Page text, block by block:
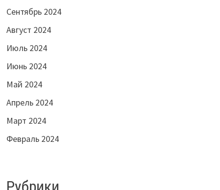
Сентябрь 2024
Август 2024
Июль 2024
Июнь 2024
Май 2024
Апрель 2024
Март 2024
Февраль 2024